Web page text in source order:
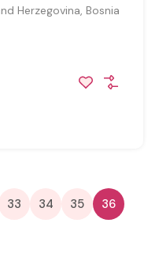
Herzegovina, Bosnia
33 34 35 36